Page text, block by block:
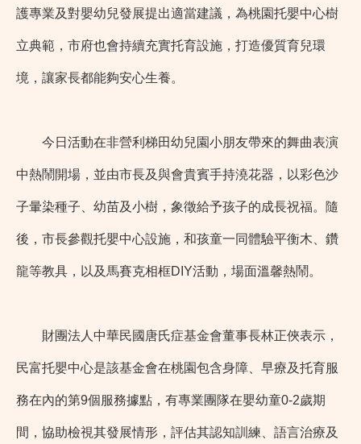
護專業及對嬰幼兒發展提出適當建議，為桃園托嬰中心樹
立典範，市府也會持續充實托育設施，打造優質育兒環
境，讓家長都能夠安心生養。
今日活動在非營利梯田幼兒園小朋友帶來的舞曲表演
中熱鬧開場，並由市長及與會貴賓手持澆花器，以彩色沙
子暈染種子、幼苗及小樹，象徵給予孩子的成長祝福。隨
後，市長參觀托嬰中心設施，和孩童一同體驗平衡木、鑽
龍等教具，以及馬賽克相框DIY活動，場面溫馨熱鬧。
財團法人中華民國唐氏症基金會董事長林正俠表示，
民富托嬰中心是該基金會在桃園包含身障、早療及托育服
務在內的第9個服務據點，有專業團隊在嬰幼童0-2歲期
間，協助檢視其發展情形，評估其認知訓練、語言治療及